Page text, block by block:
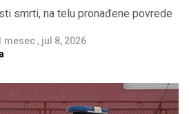
smrti, na telu pronađene povrede
mesec , jul 8, 2026